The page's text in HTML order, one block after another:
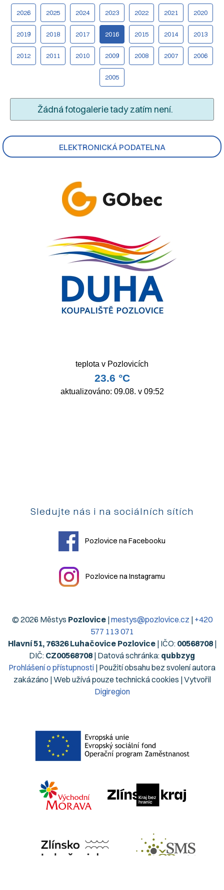
ELEKTRONICKÁ PODATELNA
2026 2025 2024 2023 2022 2021 2020
2019 2018 2017 2016 2015 2014 2013
2012 2011 2010 2009 2008 2007 2006
2005
Žádná fotogalerie tady zatím není.
Sledujte nás i na sociálních sítích
Pozlovice na Facebooku
Pozlovice na Instagramu
© 2026 Městys Pozlovice|mestys@pozlovice.cz | +420
577 113 071
Hlavní 51, 76326 Luhačovice Pozlovice| IČO: 00568708|
DIČ: CZ00568708 | Datová schránka: qubbzyg
Prohlášení o přístupnosti | Použití obsahu bez svolení autora
zakázáno | Web užívá pouze technická cookies | Vytvořil
Digiregion